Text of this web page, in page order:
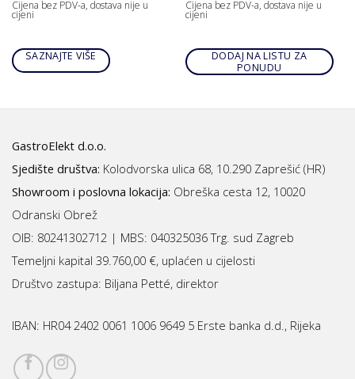
Cijena bez PDV-a, dostava nije u
cijeni
SAZNAJTE VIŠE
Cijena bez PDV-a, dostava nije u
cijeni
DODAJ NA LISTU ZA
PONUDU
GastroElekt d.o.o.
Sjedište društva: Kolodvorska ulica 68, 10.290 Zaprešić (HR)
Showroom i poslovna lokacija: Obreška cesta 12, 10020
Odranski Obrež
OIB: 80241302712 | MBS: 040325036 Trg. sud Zagreb
Temeljni kapital 39.760,00 €, uplaćen u cijelosti
Društvo zastupa: Biljana Petté, direktor
IBAN: HR04 2402 0061 1006 9649 5 Erste banka d.d., Rijeka